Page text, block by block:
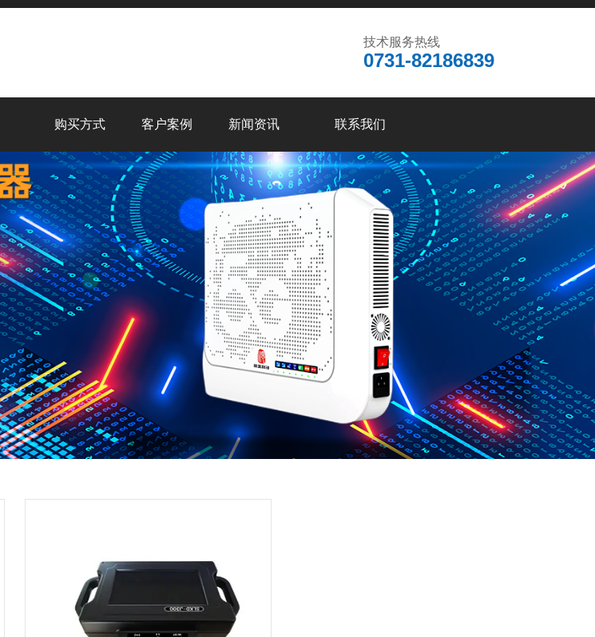
技术服务热线
0731-82186839
购买方式 客户案例 新闻资讯 联系我们